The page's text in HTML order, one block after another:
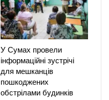
У Сумах провели
інформаційні зустрічі
для мешканців
пошкоджених
обстрілами будинків